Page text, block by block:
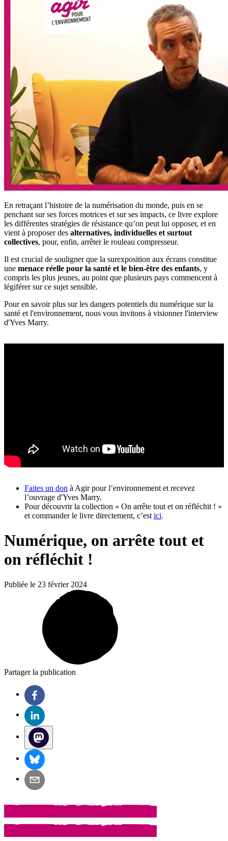
En retraçant l’histoire de la numérisation du monde, puis en se
penchant sur ses forces motrices et sur ses impacts, ce livre explore
les différentes stratégies de résistance qu’on peut lui opposer, et en
vient à proposer des alternatives, individuelles et surtout
collectives, pour, enfin, arrêter le rouleau compresseur.
Il est crucial de souligner que la surexposition aux écrans constitue
une menace réelle pour la santé et le bien-être des enfants, y
compris les plus jeunes, au point que plusieurs pays commencent à
légiférer sur ce sujet sensible.
Pour en savoir plus sur les dangers potentiels du numérique sur la
santé et l'environnement, nous vous invitons à visionner l'interview
d'Yves Marry.
Faites un don à Agir pour l’environnement et recevez
l’ouvrage d'Yves Marry.
Pour découvrir la collection « On arrête tout et on réfléchit ! »
et commander le livre directement, c’est ici.
Numérique, on arrête tout et
on réfléchit !
Publiée le 23 février 2024
Partager la publication